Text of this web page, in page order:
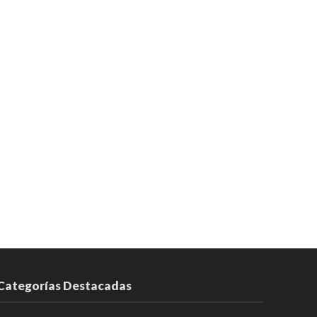
Destacadas